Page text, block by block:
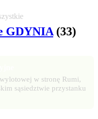
GDYNIA(33)
w stronę Rumi,
sąsiedztwie przystanku